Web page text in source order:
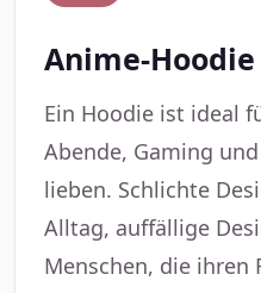
Anime-Hoodie
Ein Hoodie ist ideal
Abende, Gaming
lieben. Schlichte
Alltag, auffällige
Menschen, die ihren